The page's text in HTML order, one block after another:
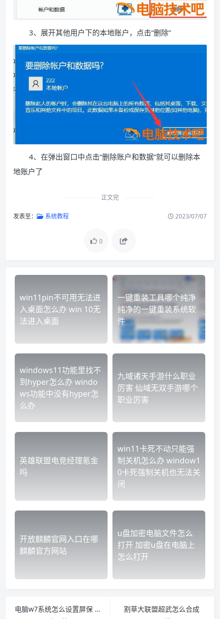
3、展开其他用户下的本地账户，点击“删除”
4、在弹出窗口中点击“删除账户和数据”就可以删除本
地账户了
正文完
发表至： 系统教程 2023/07/07
0
win11pin不可用无法进
入桌面怎么办 win 10无
法进入桌面
一键重装工具哪个纯净
纯净的一键重装系统软
件
windows11功能里找不
到hyper怎么办 windo
ws功能中没有hyper怎
么办
九域诸天手游什么职业
厉害 仙域无双手游哪个
职业厉害
英雄联盟电竞经理氪金
吗
win11卡死不动只能强
制关机怎么办 window1
0卡死强制关机也无法关
闭
开放麒麟官网入口在哪
麒麟官方网站
u盘加密电脑文件怎么
打开 加密u盘在电脑上
怎么打开
电脑w7系统怎么设置屏保 win7屏保在哪里设置方法
割草大联盟超武怎么合成